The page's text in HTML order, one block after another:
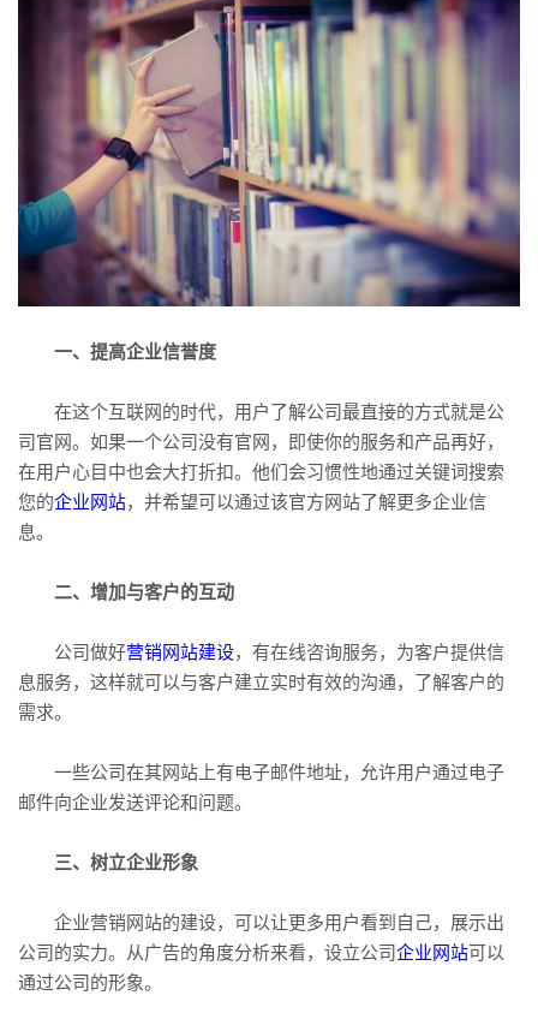
一、提高企业信誉度
在这个互联网的时代，用户了解公司最直接的方式就是公
司官网。如果一个公司没有官网，即使你的服务和产品再好，
在用户心目中也会大打折扣。他们会习惯性地通过关键词搜索
您的企业网站，并希望可以通过该官方网站了解更多企业信
息。
二、增加与客户的互动
公司做好营销网站建设，有在线咨询服务，为客户提供信
息服务，这样就可以与客户建立实时有效的沟通，了解客户的
需求。
一些公司在其网站上有电子邮件地址，允许用户通过电子
邮件向企业发送评论和问题。
三、树立企业形象
企业营销网站的建设，可以让更多用户看到自己，展示出
公司的实力。从广告的角度分析来看，设立公司企业网站可以
通过公司的形象。